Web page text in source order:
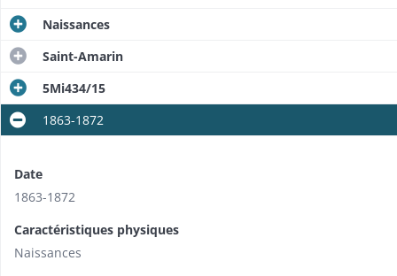
Naissances
Saint-Amarin
5Mi434/15
1863-1872
Date
1863-1872
Caractéristiques physiques
Naissances